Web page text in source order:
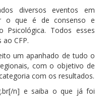
diversos eventos em
o que é de consenso e
Psicológica. Todos esses
CFP.
um apanhado de tudo o
com o objetivo de
com os resultados.
n] e saiba o que já foi